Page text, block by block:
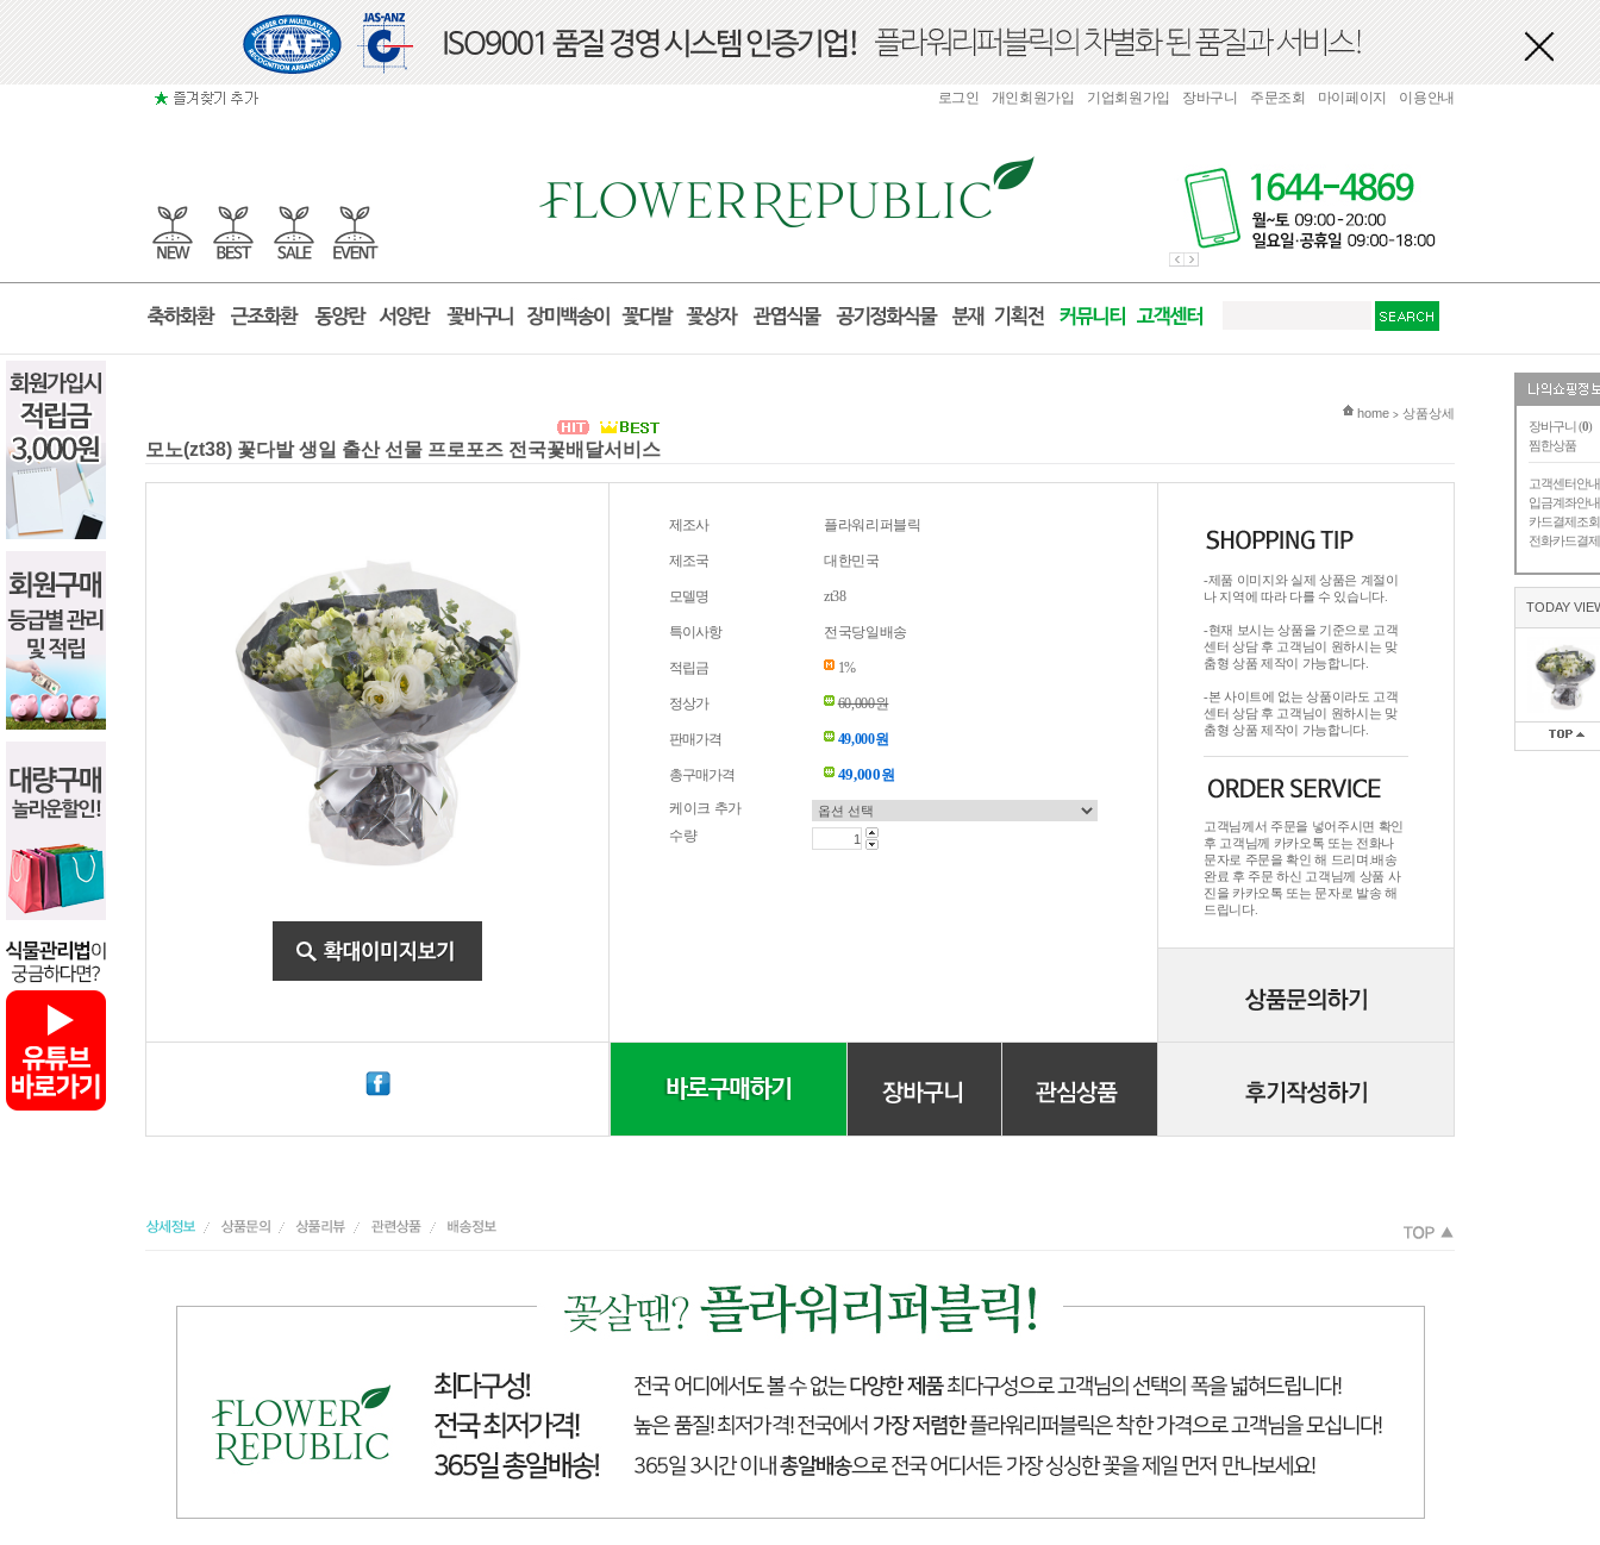
장바구니 (0)
찜한상품
고객센터안내
입금계좌안내
카드결제조회
전화카드결제
TODAY
로그인 개인회원가입 기업회원가입 장바구니 주문조회 마이페이지 이용안내
현재 위치
home > 상품상세
모노(zt38) 꽃다발 생일 출산 선물 프로포즈 전국꽃배달서비스
제조사 플라워리퍼블릭
제조국 대한민국
모델명 zt38
특이사항 전국당일배송
적립금 1%
정상가 60,000원
판매가격 49,000원
총구매가격 49,000원
케이크 추가
수량
-제품 이미지와 실제 상품은 계절이
나 지역에 따라 다를 수 있습니다.
-현재 보시는 상품을 기준으로 고객
센터 상담 후 고객님이 원하시는 맞
춤형 상품 제작이 가능합니다.
-본 사이트에 없는 상품이라도 고객
센터 상담 후 고객님이 원하시는 맞
춤형 상품 제작이 가능합니다.
고객님께서 주문을 넣어주시면 확인
후 고객님께 카카오톡 또는 전화나
문자로 주문을 확인 해 드리며.배송
완료 후 주문 하신 고객님께 상품 사
진을 카카오톡 또는 문자로 발송 해
드립니다.